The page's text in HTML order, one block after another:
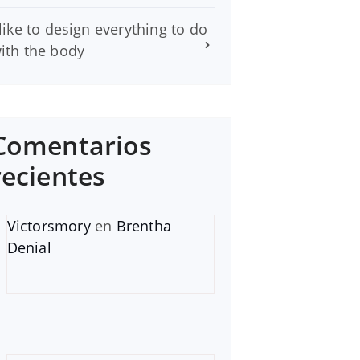
to design everything to do
the body
Victorsmoryen Brentha
Denial